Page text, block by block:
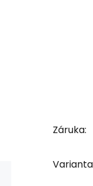
Záruka: